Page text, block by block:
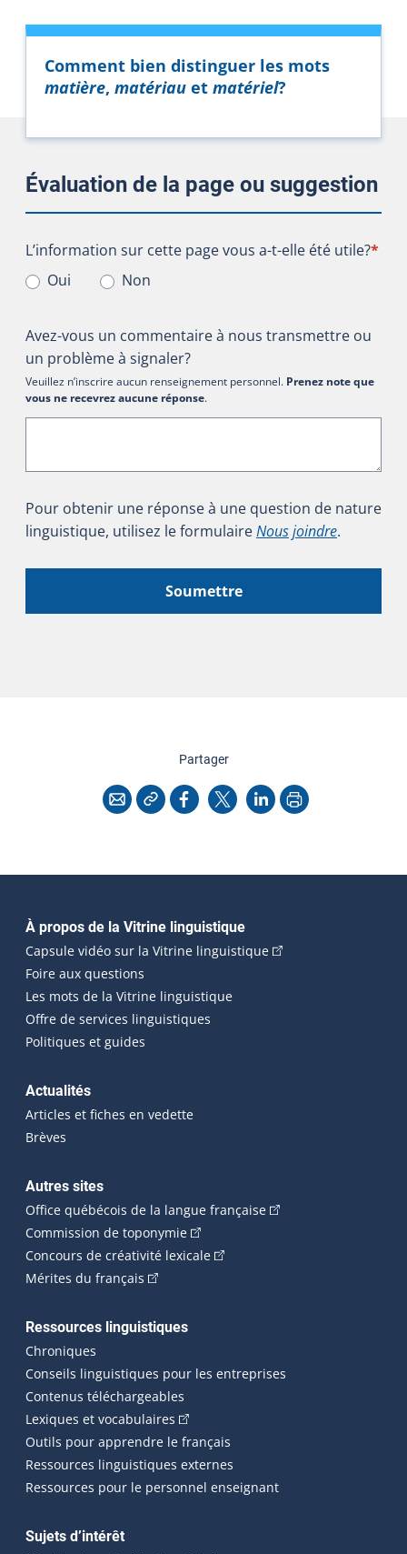
Comment bien distinguer les mots
matière, matériau et matériel?
Évaluation de la page ou suggestion
L’information sur cette page vous a-t-elle été utile?
L’information sur cette page vous a-t-elle été utile?*
Oui
Non
Avez-vous un commentaire à nous transmettre ou
un problème à signaler?
Veuillez n’inscrire aucun renseignement personnel. Prenez note que
vous ne recevrez aucune réponse.
Pour obtenir une réponse à une question de nature
linguistique, utilisez le formulaireNous joindre.
Soumettre
Partagercette page
CourrielCopier l'adresse
Facebook
X LinkedInImprimer
Navigation principale
À propos de la Vitrine linguistique
Capsule vidéo sur la Vitrine linguistique(Cet hyperlien
Foire aux questions
Les mots de la Vitrine linguistique
Offre de services linguistiques
Politiques et guides
Actualités
Articles et fiches en vedette
Brèves
Autres sites
Office québécois de la langue française(Cet hyperlien
Commission de toponymie(Cet hyperlien externe s'ouvrira
Concours de créativité lexicale(Cet hyperlien externe
Mérites du français (Cet hyperlien externe s'ouvrira dans une
Ressources linguistiques
Chroniques
Conseils linguistiques pour les entreprises
Contenus téléchargeables
Lexiques et vocabulaires (Cet hyperlien externe s'ouvrira
Outils pour apprendre le français
Ressources linguistiques externes
Ressources pour le personnel enseignant
Sujets d’intérêt